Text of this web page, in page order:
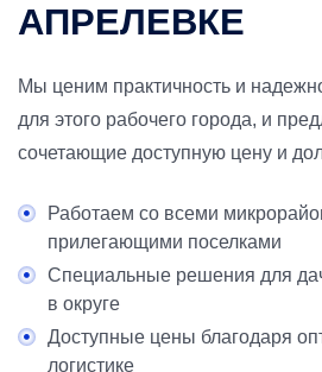
АПРЕЛЕВКЕ
Мы ценим практичность и
для этого рабочего города, и
сочетающие доступную цену и
Работаем со всеми
прилегающими поселками
Специальные решения для
в округе
Доступные цены благодаря
логистике